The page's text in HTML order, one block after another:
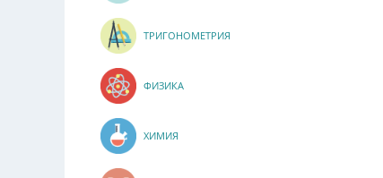
ТРИГОНОМЕТРИЯ
ФИЗИКА
ХИМИЯ